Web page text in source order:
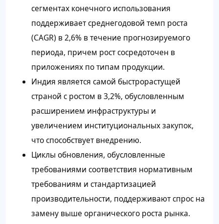
сегментах конечного использования
поддерживает среднегодовой темп роста
(CAGR) в 2,6% в течение прогнозируемого
периода, причем рост сосредоточен в
приложениях по типам продукции.
Индия является самой быстрорастущей
страной с ростом в 3,2%, обусловленным
расширением инфраструктуры и
увеличением институциональных закупок,
что способствует внедрению.
Циклы обновления, обусловленные
требованиями соответствия нормативным
требованиям и стандартизацией
производительности, поддерживают спрос на
замену выше органического роста рынка.